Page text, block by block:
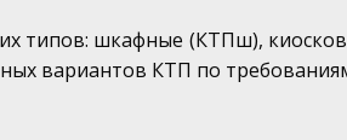
типов: шкафные (КТПш),
вариантов КТП по